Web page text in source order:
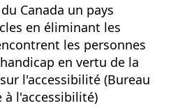
Canada un pays
en éliminant les
les personnes
en vertu de la
l'accessibilité (Bureau
à l'accessibilité)